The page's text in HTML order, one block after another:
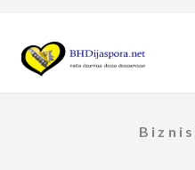
content
Biznis